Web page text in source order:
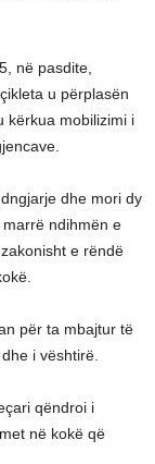
në pasdite,
u përplasën
kërkua mobilizimi i
dhe mori dy
ndihmën e
e rëndë
për ta mbajtur të
i vështirë.
qëndroi i
në kokë që